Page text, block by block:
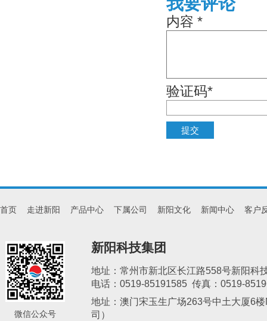
内容 *
验证码*
首页 走进新阳 产品中心 下属公司 新阳文化 新闻中心 客户
微信公众号
新阳科技集团
地址：常州市新北区长江路558号新阳科
电话：0519-85191585 传真：0519-
地址：澳门宋玉生广场263号中土大厦6
司）